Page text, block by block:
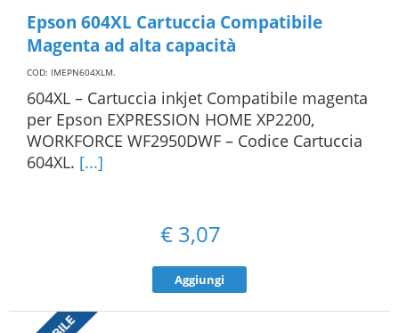
Epson 604XL Cartuccia Compatibile
Magenta ad alta capacità
COD: IMEPN604XLM.
604XL – Cartuccia inkjet Compatibile magenta
per Epson EXPRESSION HOME XP2200,
WORKFORCE WF2950DWF – Codice Cartuccia
604XL. [...]
€ 3,07
Aggiungi